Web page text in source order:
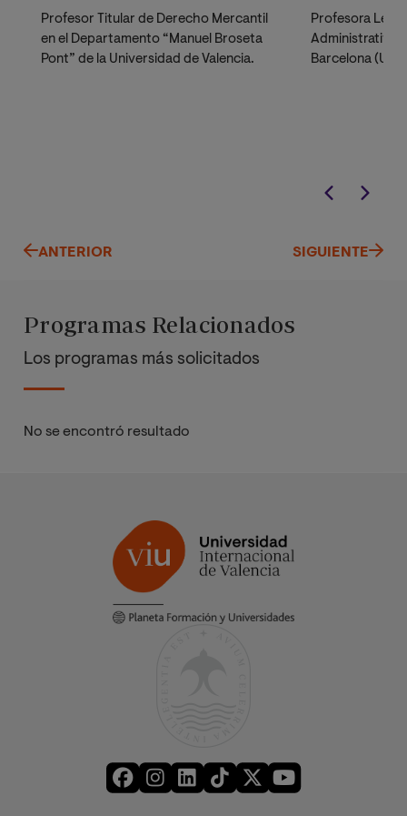
Profesor Titular de Derecho Mercantil
en el Departamento “Manuel Broseta
Pont” de la Universidad de Valencia.
Profesora
Administrativo
Barcelona
ANTERIOR SIGUIENTE
Programas Relacionados
Los programas más solicitados
No se encontró resultado